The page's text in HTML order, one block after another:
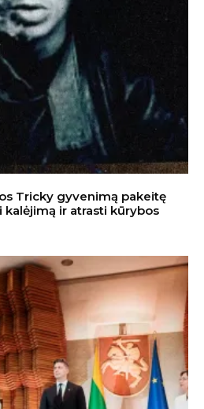
Tricky gyvenimą pakeitę
kalėjimą ir atrasti kūrybos